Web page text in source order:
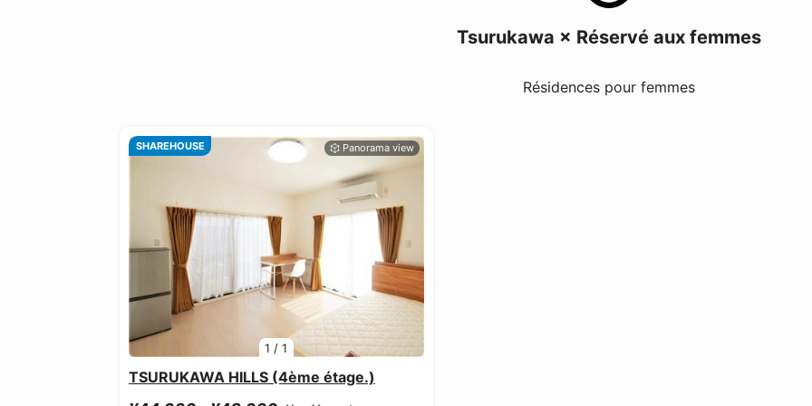
Tsurukawa × Réservé aux femmes
Résidences pour femmes
1 /1
SHAREHOUSE
TSURUKAWA HILLS (4ème étage.)